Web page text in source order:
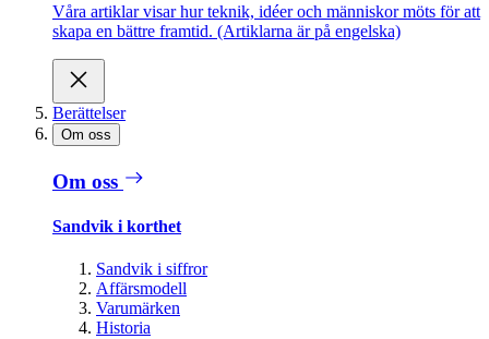
Våra artiklar visar hur teknik, idéer och människor möts för att
skapa en bättre framtid. (Artiklarna är på engelska)
Berättelser
Om oss
Om oss
Sandvik i korthet
Sandvik i siffror
Affärsmodell
Varumärken
Historia